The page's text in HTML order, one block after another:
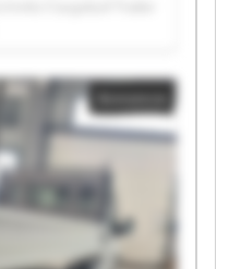
Store Lille
Cargobull Trailer
Store Lille
Lille Schmitz
Cargobull Trailer
Store Lille
Lille Schmitz
Cargobull Trailer
Store Lille
Lille Schmitz
Annonce